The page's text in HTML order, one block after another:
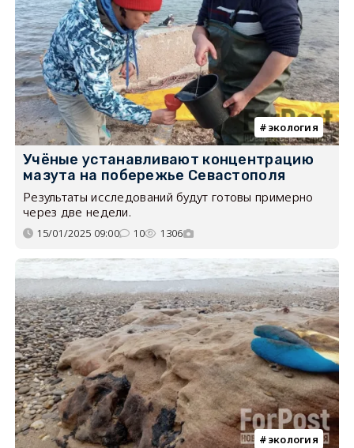
экология
Учёные устанавливают концентрацию
мазута на побережье Севастополя
Результаты исследований будут готовы примерно
через две недели.
15/01/2025 09:00 10 1306
экология